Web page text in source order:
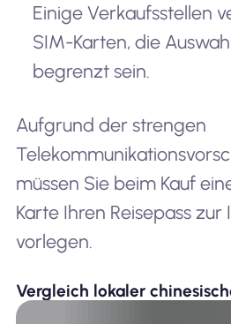
Einige Verkaufsstellen
SIM-Karten, die
begrenzt sein.
Aufgrund der strengen
müssen Sie beim Kauf
Karte Ihren Reisepass
vorlegen.
Vergleich lokaler